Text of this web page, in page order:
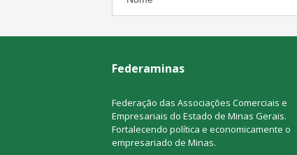
Federaminas
Federação das Associações Comerciais e
Empresariais do Estado de Minas Gerais.
Fortalecendo política e economicamente o
empresariado de Minas.